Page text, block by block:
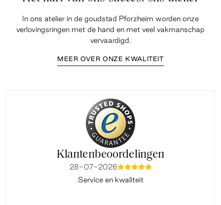
In ons atelier in de goudstad Pforzheim worden onze
verlovingsringen met de hand en met veel vakmanschap
vervaardigd.
MEER OVER ONZE KWALITEIT
Klantenbeoordelingen
28-07-2026mmmmm
Service en kwaliteit